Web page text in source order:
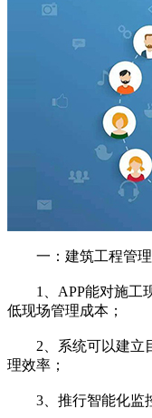
一：建筑工程管理
1、APP能对施工现
低现场管理成本；
2、系统可以建立目
理效率；
3、推行智能化监控